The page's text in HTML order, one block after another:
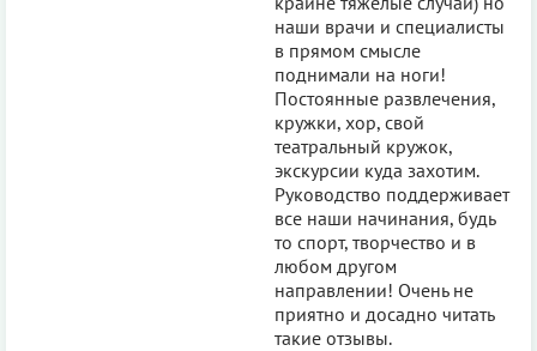
наши врачи и специалисты
в прямом смысле
поднимали на ноги!
Постоянные развлечения,
кружки, хор, свой
театральный кружок,
экскурсии куда захотим.
Руководство поддерживает
все наши начинания, будь
то спорт, творчество и в
любом другом
направлении! Очень не
приятно и досадно читать
такие отзывы.